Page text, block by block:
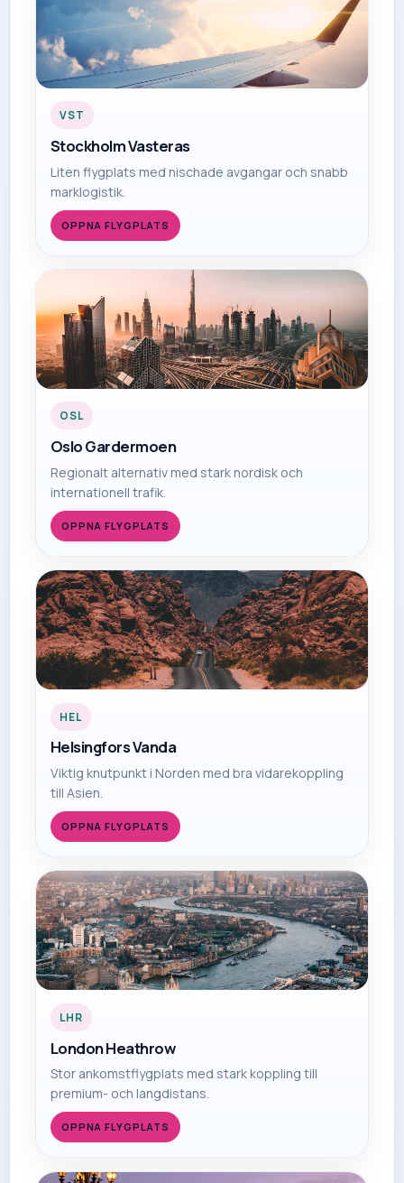
VST
Stockholm Vasteras
Liten flygplats med nischade avgangar och snabb
marklogistik.
OPPNA FLYGPLATS
OSL
Oslo Gardermoen
Regionalt alternativ med stark nordisk och
internationell trafik.
OPPNA FLYGPLATS
HEL
Helsingfors Vanda
Viktig knutpunkt i Norden med bra vidarekoppling
till Asien.
OPPNA FLYGPLATS
LHR
London Heathrow
Stor ankomstflygplats med stark koppling till
premium- och langdistans.
OPPNA FLYGPLATS